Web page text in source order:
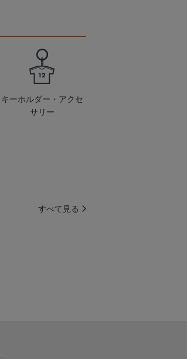
キーホルダー・アクセ
サリー
すべて見る